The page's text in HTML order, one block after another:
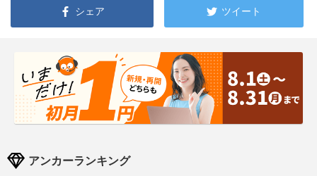
シェア ツイート
アンカーランキング